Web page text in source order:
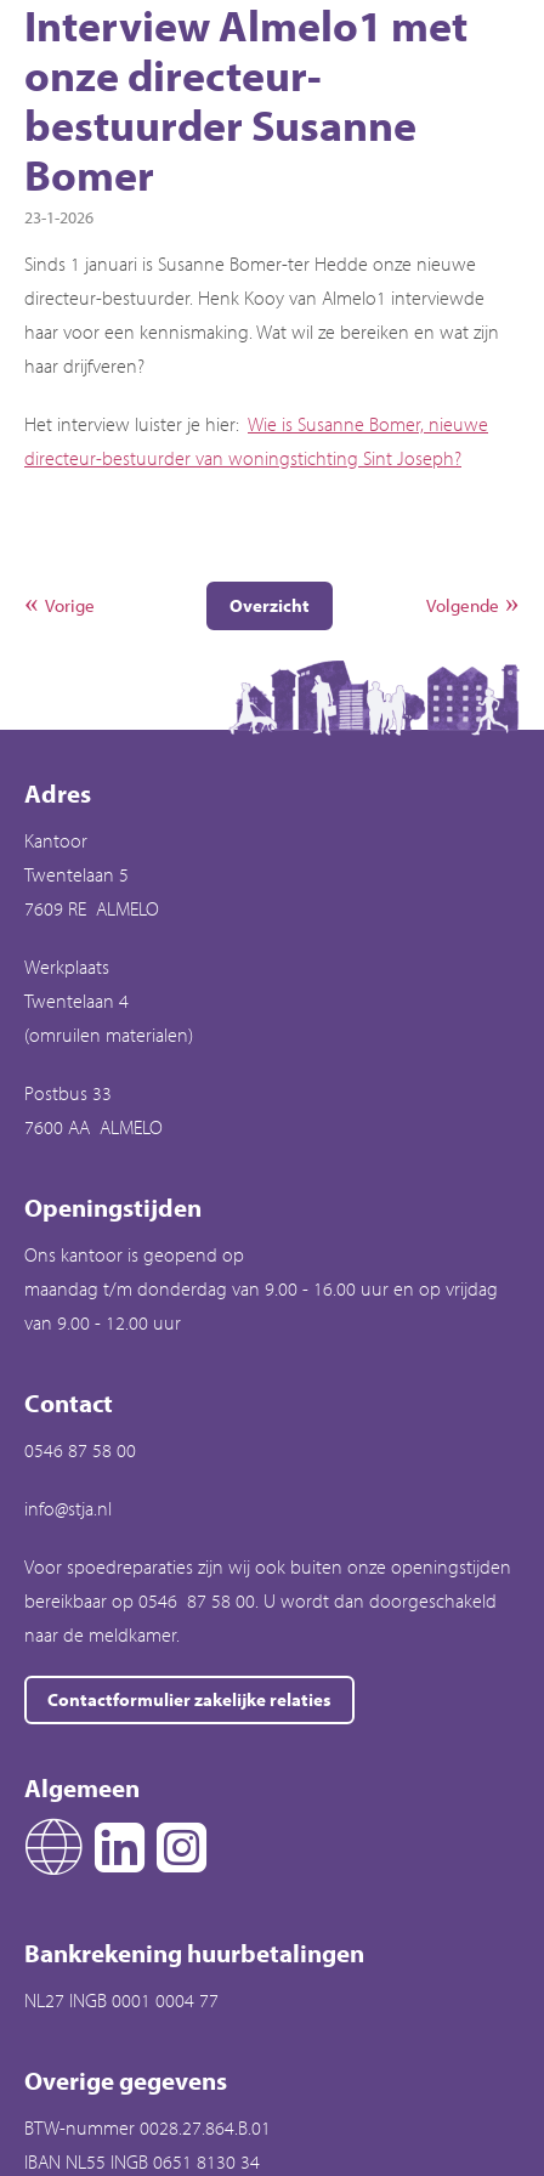
Interview Almelo1 met
onze directeur-
bestuurder Susanne
Bomer
23-1-2026
Sinds 1 januari is Susanne Bomer-ter Hedde onze nieuwe
directeur-bestuurder. Henk Kooy van Almelo1 interviewde
haar voor een kennismaking. Wat wil ze bereiken en wat zijn
haar drijfveren?
Het interview luister je hier: Wie is Susanne Bomer, nieuwe
directeur-bestuurder van woningstichting Sint Joseph?
Volgende
Overzicht
Vorige
Contactinformatie
Adres
Kantoor
Twentelaan 5
7609 RE ALMELO
Werkplaats
Twentelaan 4
(omruilen materialen)
Postbus 33
7600 AA ALMELO
Openingstijden
Ons kantoor is geopend op
maandag t/m donderdag van 9.00 - 16.00 uur en op vrijdag
van 9.00 - 12.00 uur
Contact
0546 87 58 00
info@stja.nl
Voor spoedreparaties zijn wij ook buiten onze openingstijden
bereikbaar op 0546 87 58 00. U wordt dan doorgeschakeld
naar de meldkamer.
Contactformulier zakelijke relaties
Algemeen
Bankrekening huurbetalingen
NL27 INGB 0001 0004 77
Overige gegevens
BTW-nummer 0028.27.864.B.01
IBAN NL55 INGB 0651 8130 34